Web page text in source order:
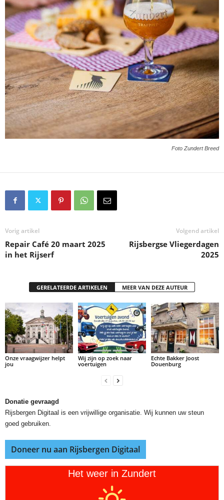
Foto Zundert Breed
Vorig artikel
Repair Café 20 maart 2025
in het Rijserf
Volgend artikel
Rijsbergse Vliegerdagen
2025
GERELATEERDE ARTIKELEN MEER VAN DEZE AUTEUR
Onze vraagwijzer helpt
jou
Wij zijn op zoek naar
voertuigen
Echte Bakker Joost
Douenburg
Donatie gevraagd
Rijsbergen Digitaal is een vrijwillige organisatie. Wij kunnen uw steun
goed gebruiken.
Doneer nu aan Rijsbergen Digitaal
Het weer in Zundert